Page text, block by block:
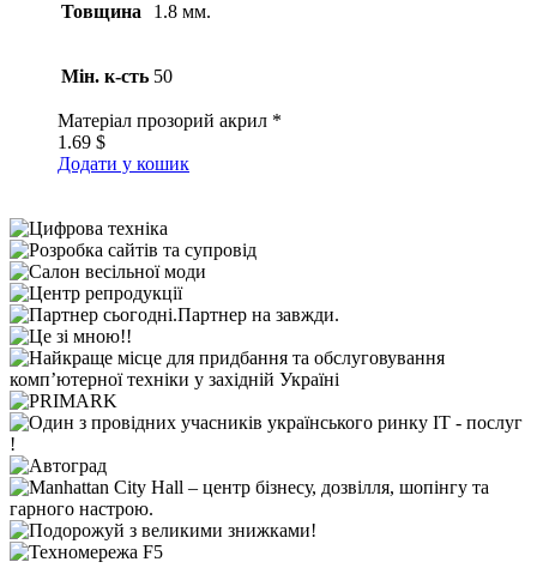
Товщина 1.8 мм.
Мін. к-сть 50
Матеріал прозорий акрил *
1.69 $
Додати у кошик